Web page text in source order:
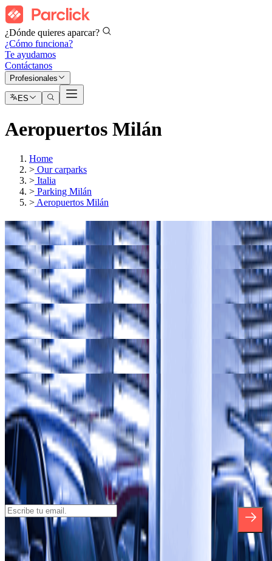
¿Dónde quieres aparcar?
¿Cómo funciona?
Te ayudamos
Contáctanos
Profesionales
ES
Aeropuertos Milán
Home
> Our carparks
> Italia
> Parking Milán
> Aeropuertos Milán
Nuestros parkings en Aeropuerto de Milán-Linate (LIN)
Nuestros parkings en Aeropuerto de Milán-Malpensa (MXP)
Nuestros parkings en
Aeropuerto Internacional de Milán-
Bergamo Orio al Serio (BGY)
Nuestros parkings en
Terminal 1 del Aeropuerto de Milán-
Malpensa (MXP)
Nuestros parkings en
Terminal 2 del Aeropuerto de Milán-
Malpensa (MXP)
Nuestros parkings en
Suscríbete a nuestra newsletter y entérate
de descuentos, sorteos y otras muchas
sorpresas.
*Al suscribirte aceptas nuestra Política de Privacidad para recibir
comunicaciones comerciales de Parclick. Sin ningún compromiso,
podrás darte de baja cuando quieras en la misma newsletter.